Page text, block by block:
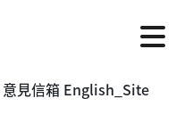
意見信箱 English_Site